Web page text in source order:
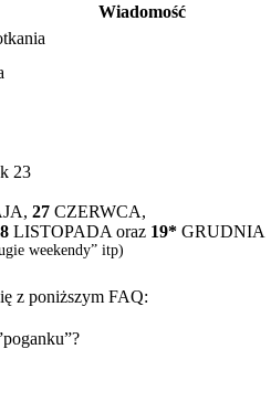
Wiadomość
23
27 CZERWCA,
LISTOPADA oraz 19* GRUDNIA
weekendy” itp)
z poniższym FAQ: